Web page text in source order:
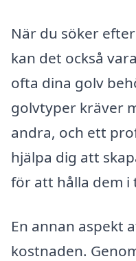
När du söker
kan det också
ofta dina golv
golvtyper kräver
andra, och ett
hjälpa dig att
för att hålla dem i
En annan aspekt
kostnaden.